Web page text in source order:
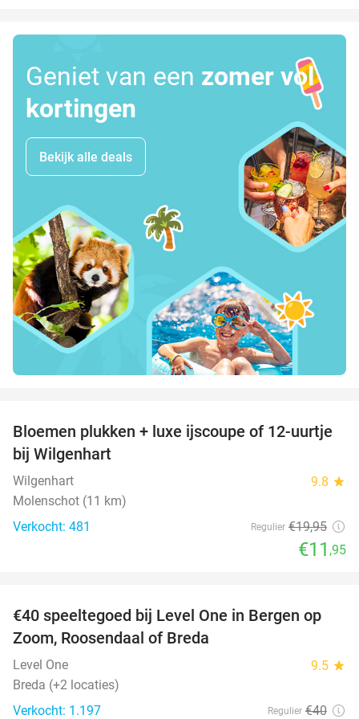
Geniet van een zomer vol
kortingen
Bekijk alle deals
40%
Bloemen plukken + luxe ijscoupe of 12-uurtje
bij Wilgenhart
Wilgenhart 9.8 star
Molenschot (11 km)
Verkocht: 481
Regulier €19,95
€11 ,95
50%
€40 speeltegoed bij Level One in Bergen op
Zoom, Roosendaal of Breda
Level One 9.5 star
Breda (+2 locaties)
Verkocht: 1.197
Regulier €40